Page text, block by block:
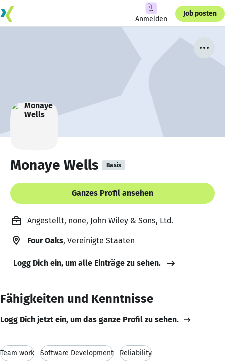
Anmelden
Job posten
Monaye Wells Basis
Ganzes Profil ansehen
Angestellt, none, John Wiley & Sons, Ltd.
Four Oaks, Vereinigte Staaten
Logg Dich ein, um alle Einträge zu sehen.
Fähigkeiten und Kenntnisse
Logg Dich jetzt ein, um das ganze Profil zu sehen.
Team work Software Development Reliability